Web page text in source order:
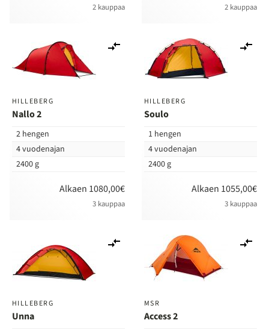
2 kauppaa 2 kauppaa
HILLEBERG
Nallo 2
2 hengen
4 vuodenajan
2400 g
Alkaen 1080,00€
3 kauppaa
vertailuun
HILLEBERG
Soulo
1 hengen
4 vuodenajan
2400 g
Alkaen 1055,00€
3 kauppaa
HILLEBERG
Unna
vertailuun
MSR
Access 2